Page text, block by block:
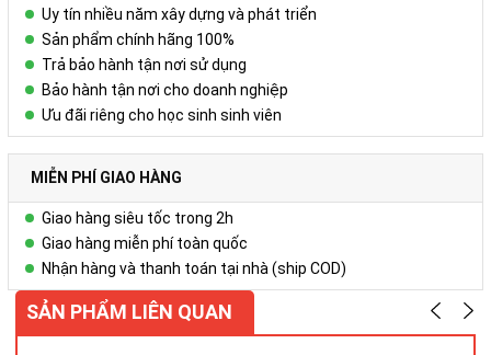
độc đáo, khác biệt nhưng cũng không kém phần tinh tế, sang
trọng và đẳng cấp Thông qua sản phẩm Sổ bìa da – Bộ quà
tặng cao cấp!
Để biết thêm chi tiết, xin liên hệ:
Công ty Cổ phần Vy Uyên
DC: Số 23, ngõ 50 Hoàng Văn Thái, Khương Mai, Thanh Xuân, Hà
Nội
Hotline/zalo: 0978.552.388 ( Ms Uyên)
Uy tín nhiều năm xây dựng và phát triển
Sản phẩm chính hãng 100%
Trả bảo hành tận nơi sử dụng
Bảo hành tận nơi cho doanh nghiệp
Ưu đãi riêng cho học sinh sinh viên
MIỄN PHÍ GIAO HÀNG
Giao hàng siêu tốc trong 2h
Giao hàng miễn phí toàn quốc
Nhận hàng và thanh toán tại nhà (ship COD)
SẢN PHẨM LIÊN QUAN